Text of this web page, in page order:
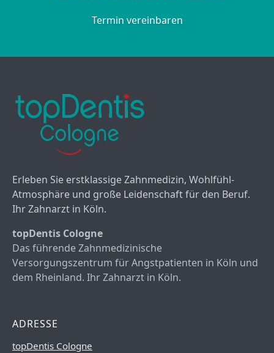
Termin vereinbaren
Erleben Sie erstklassige Zahnmedizin, Wohlfühl-
Atmosphäre und große Leidenschaft für den Beruf.
Ihr Zahnarzt in Köln.
topDentis Cologne
Das führende Zahnmedizinische
Versorgungszentrum für Angstpatienten in Köln und
dem Rheinland. Ihr Zahnarzt in Köln.
ADRESSE
topDentis Cologne